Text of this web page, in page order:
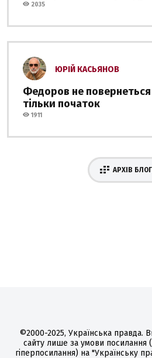
2035
ЮРІЙ КАСЬЯНОВ
Федоров не
тільки початок
1911
АРХІВ
©2000-2025, Українська правда.
сайту лише за умови посилання
гіперпосилання) на "Українську